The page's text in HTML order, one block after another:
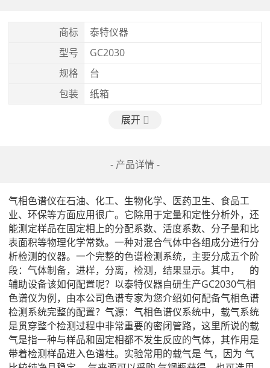
商标
泰特仪器
型号
GC2030
规格
台
包装
纸箱
展开
- 产品详情 -
气相色谱仪在石油、化工、生物化学、医药卫生、食品工
业、环保等方面应用很广。它除用于定量和定性分析外，还
能测定样品在固定相上的分配系数、活度系数、分子量和比
表面积等物理化学常数。一种对混合气体中各组成分进行分
析检测的仪器。一个完整的色谱检测系统，主要分成五个阶
段：气体制备，进样，分离，检测，结果显示。其中，    的
辅助设备该如何配置呢？以泰特仪器自研生产GC2030气相
色谱仪为例，由本公司色谱专家为您介绍如何配备气相色谱
检测系统完整的配置？气源：气相色谱仪系统中，载气系统
是贯穿整个检测过程中非常重要的密闭管路，这里所说的载
气是指一种与样品和固定相都不发生反应的气体，其作用是
带着检测样品进入色谱柱。实验常用的载气是 气，因为 气